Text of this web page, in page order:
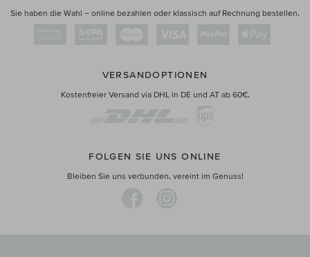
Sie haben die Wahl – online bezahlen oder klassisch auf Rechnung bestellen.
VERSANDOPTIONEN
Kostenfreier Versand via DHL in DE und AT ab 60€.
FOLGEN SIE UNS ONLINE
Bleiben Sie uns verbunden, vereint im Genuss!